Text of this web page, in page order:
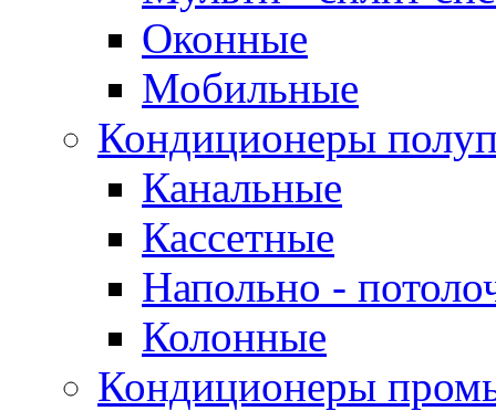
Оконные
Мобильные
Кондиционеры
Канальные
Кассетные
Напольно -
Колонные
Кондиционеры